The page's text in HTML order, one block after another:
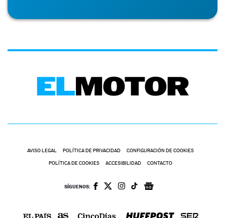
AVISO LEGAL POLÍTICA DE PRIVACIDAD CONFIGURACIÓN DE COOKIES
POLÍTICA DE COOKIES ACCESIBILIDAD CONTACTO
SÍGUENOS: